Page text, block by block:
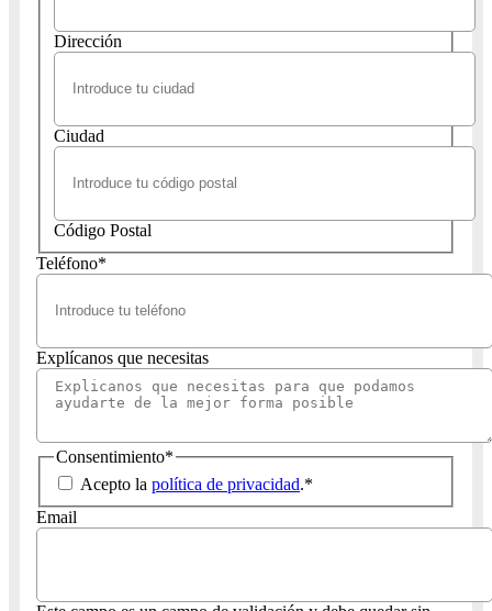
Dirección
Ciudad
Código Postal
Teléfono*
Explícanos que necesitas
Consentimiento*
Acepto la política de privacidad.*
Email